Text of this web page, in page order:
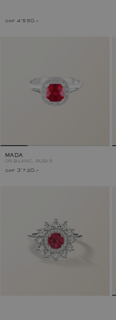
chf 4'550.–
MADA
OR BLANC, RUBIS
chf 3'720.–